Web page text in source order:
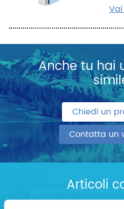
Anche tu hai
Chiedi un
Contatta un
Articoli